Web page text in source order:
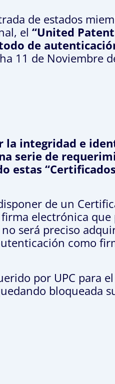
de estados
el“United
de
11 de Noviembre
la integridad e
serie de
estas
de un
electrónica
será preciso
como
por UPC para el
bloqueada